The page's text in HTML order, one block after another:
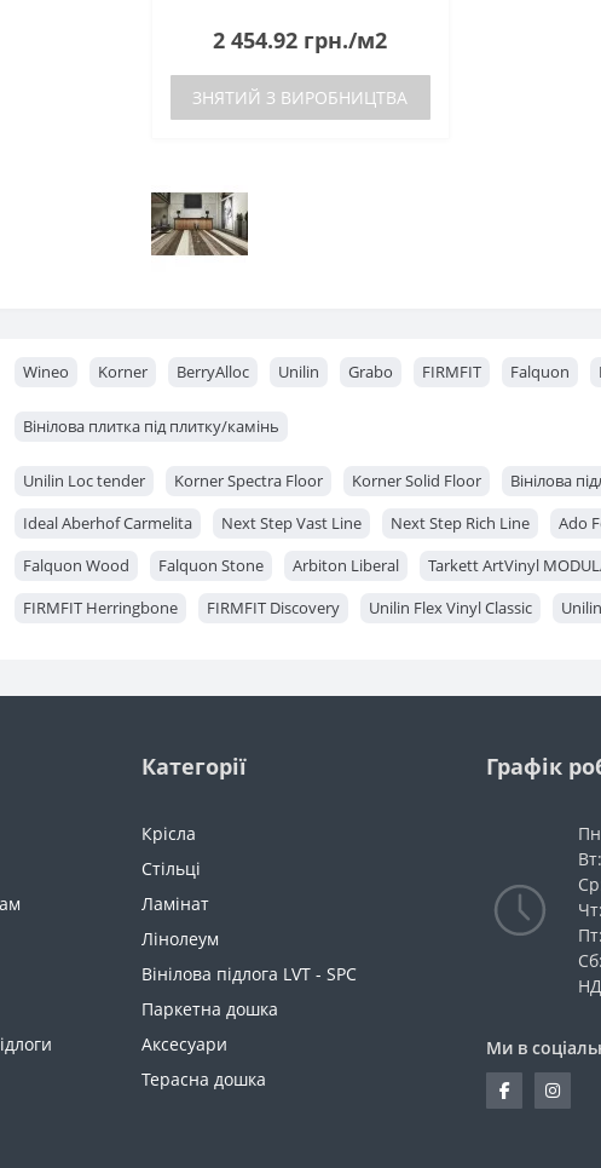
2 454.92 грн./м2
ЗНЯТИЙ З ВИРОБНИЦТВА
Wineo Korner BerryAlloc Unilin Grabo FIRMFIT Falquon
Вінілова плитка під плитку/камінь
Unilin Loc tender Korner Spectra Floor Korner Solid Floor Вінілова
Ideal Aberhof Carmelita
Next Step Vast Line Next Step Rich Line Ado
Falquon Wood
Falquon Stone Arbiton Liberal Tarkett ArtVinyl
FIRMFIT Herringbone
FIRMFIT Discovery Unilin Flex Vinyl Classic
Категорії
Крісла
Стільці
Ламінат
Лінолеум
Вінілова підлога LVT - SPC
Паркетна дошка
Аксесуари
Терасна дошка
Графік
Ми в